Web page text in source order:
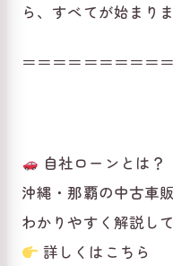
ら、すべてが始まり
＝＝＝＝＝＝＝＝＝
自社ローンとは？
沖縄・那覇の中古車
わかりやすく解説し
詳しくはこちら